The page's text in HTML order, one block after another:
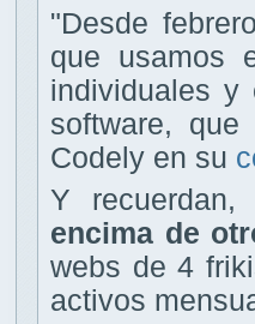
"Desde
que usamos
individuales y
software,
Codely en su
Y
encima de
webs de 4
activos